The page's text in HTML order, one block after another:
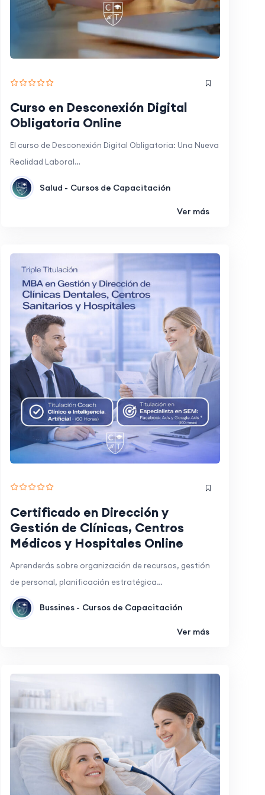
Curso en Desconexión Digital
Obligatoria Online
El curso de Desconexión Digital Obligatoria: Una Nueva
Realidad Laboral…
Salud - Cursos de Capacitación
Ver más
Certificado en Dirección y
Gestión de Clínicas, Centros
Médicos y Hospitales Online
Aprenderás sobre organización de recursos, gestión
de personal, planificación estratégica…
Bussines - Cursos de Capacitación
Ver más